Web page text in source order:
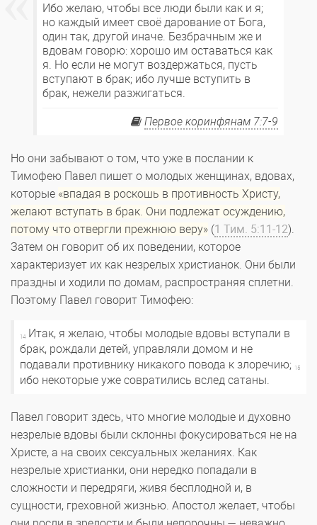
Ибо желаю, чтобы все люди были как и я;
но каждый имеет своё дарование от Бога,
один так, другой иначе. Безбрачным же и
вдовам говорю: хорошо им оставаться как
я. Но если не могут воздержаться, пусть
вступают в брак; ибо лучше вступить в
брак, нежели разжигаться.
Первое коринфянам 7:7-9
Но они забывают о том, что уже в послании к
Тимофею Павел пишет о молодых женщинах, вдовах,
которые «впадая в роскошь в противность Христу,
желают вступать в брак. Они подлежат осуждению,
потому что отвергли прежнюю веру» (1 Тим. 5:11-12).
Затем он говорит об их поведении, которое
характеризует их как незрелых христианок. Они были
праздны и ходили по домам, распространяя сплетни.
Поэтому Павел говорит Тимофею:
14 Итак, я желаю, чтобы молодые вдовы вступали в
брак, рождали детей, управляли домом и не
подавали противнику никакого повода к злоречию;
15
ибо некоторые уже совратились вслед сатаны.
Павел говорит здесь, что многие молодые и духовно
незрелые вдовы были склонны фокусироваться не на
Христе, а на своих сексуальных желаниях. Как
незрелые христианки, они нередко попадали в
сложности и передряги, живя бесплодной и, в
сущности, греховной жизнью. Апостол желает, чтобы